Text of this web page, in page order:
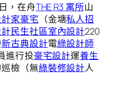
日，在舟THE R3 寓所山
家豪宅 （金塘私人招
民生社區室內設計220
新古典設計電綠設計師
進行投豪宅設計運養生
檢（無綠裝修設計人